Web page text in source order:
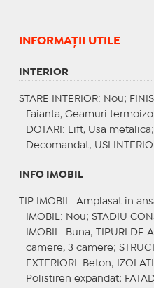
INFORMAŢII UTILE
INTERIOR
STARE INTERIOR: Nou;
Faianta, Geamuri
DOTARI : Lift, Usa metalica;
Decomandat; USI
INFO IMOBIL
TIP IMOBIL : Amplasat in
IMOBIL : Nou; STADIU
IMOBIL : Buna; TIPURI DE
camere, 3 camere;
EXTERIORI : Beton;
Polistiren expandat;